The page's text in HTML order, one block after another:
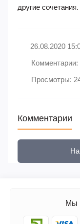
другие сочетания.
26.08.2020
Комментарии:
Просмотры:
Комментарии
Мы